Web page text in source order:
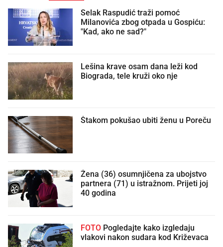
Selak Raspudić traži pomoć
Milanovića zbog otpada u Gospiću:
"Kad, ako ne sad?"
Lešina krave osam dana leži kod
Biograda, tele kruži oko nje
Štakom pokušao ubiti ženu u Poreču
Žena (36) osumnjičena za ubojstvo
partnera (71) u istražnom. Prijeti joj
40 godina
FOTO
vlakovi nakon sudara kod Križevaca